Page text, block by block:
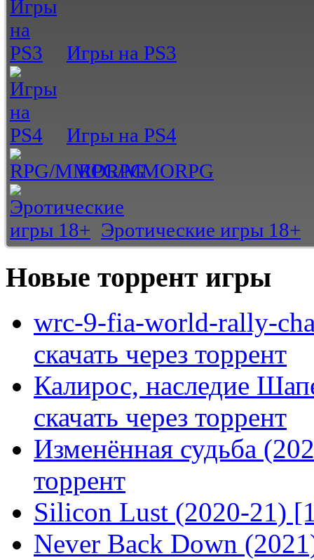
Игры на PS3
Игры на PS4
RPG/MMORPG
Эротические игры 18+
Новые торрент игры
wrc-9-fia-world-rally-
скачать через торрент
Калирос, наследие
скачать через торрент
Изменённая судьба
торрент
Silicon Lust (2020-21)
Never Back Down